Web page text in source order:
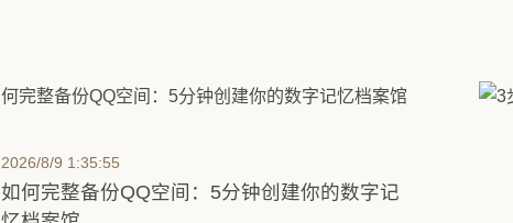
2026/8/9 1:35:55
如何完整备份QQ空间：5分钟创建你的数字记